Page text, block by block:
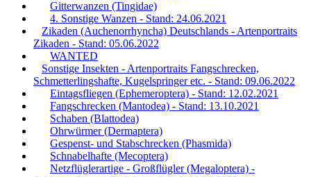
Gitterwanzen (Tingidae)
4. Sonstige Wanzen - Stand: 24.06.2021
Zikaden (Auchenorrhyncha) Deutschlands - Artenportraits
Zikaden - Stand: 05.06.2022
WANTED
Sonstige Insekten - Artenportraits Fangschrecken,
Schmetterlingshafte, Kugelspringer etc. - Stand: 09.06.2022
Eintagsfliegen (Ephemeroptera) - Stand: 12.02.2021
Fangschrecken (Mantodea) - Stand: 13.10.2021
Schaben (Blattodea)
Ohrwürmer (Dermaptera)
Gespenst- und Stabschrecken (Phasmida)
Schnabelhafte (Mecoptera)
Netzflüglerartige - Großflügler (Megaloptera) -